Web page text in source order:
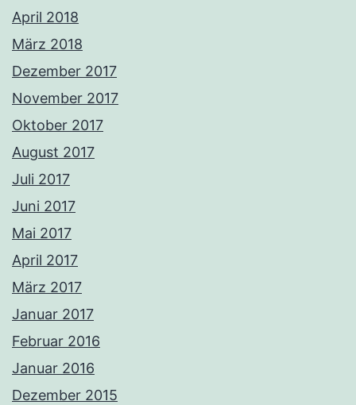
April 2018
März 2018
Dezember 2017
November 2017
Oktober 2017
August 2017
Juli 2017
Juni 2017
Mai 2017
April 2017
März 2017
Januar 2017
Februar 2016
Januar 2016
Dezember 2015